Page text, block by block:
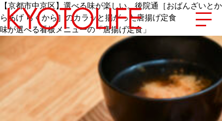
エリアから探す
地図から探す
カテゴリーから探す
【京都市中京区】選べる味が楽しい。後院通［おばんざいとか
らあげ らくから］のカラッと揚がった唐揚げ定食
味が選べる看板メニューの「唐揚げ定食」